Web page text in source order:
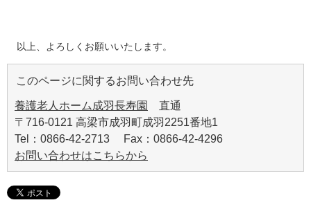
以上、よろしくお願いいたします。
このページに関するお問い合わせ先
養護老人ホーム成羽長寿園
直通
〒716-0121 高梁市成羽町成羽2251番地1
Tel：0866-42-2713 Fax：0866-42-4296
お問い合わせはこちらから